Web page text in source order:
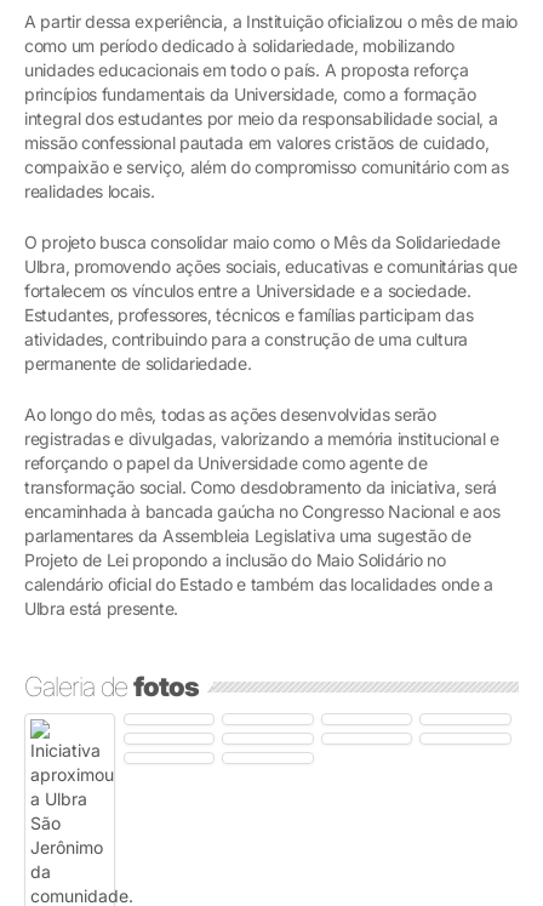
A partir dessa experiência, a Instituição oficializou o mês de maio
como um período dedicado à solidariedade, mobilizando
unidades educacionais em todo o país. A proposta reforça
princípios fundamentais da Universidade, como a formação
integral dos estudantes por meio da responsabilidade social, a
missão confessional pautada em valores cristãos de cuidado,
compaixão e serviço, além do compromisso comunitário com as
realidades locais.
O projeto busca consolidar maio como o Mês da Solidariedade
Ulbra, promovendo ações sociais, educativas e comunitárias que
fortalecem os vínculos entre a Universidade e a sociedade.
Estudantes, professores, técnicos e famílias participam das
atividades, contribuindo para a construção de uma cultura
permanente de solidariedade.
Ao longo do mês, todas as ações desenvolvidas serão
registradas e divulgadas, valorizando a memória institucional e
reforçando o papel da Universidade como agente de
transformação social. Como desdobramento da iniciativa, será
encaminhada à bancada gaúcha no Congresso Nacional e aos
parlamentares da Assembleia Legislativa uma sugestão de
Projeto de Lei propondo a inclusão do Maio Solidário no
calendário oficial do Estado e também das localidades onde a
Ulbra está presente.
Galeria defotos